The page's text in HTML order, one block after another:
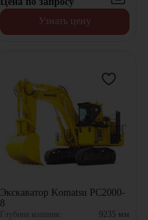
Узнать цену
Экскаватор Komatsu PC2000-
8
Глубина копания: 9235 мм